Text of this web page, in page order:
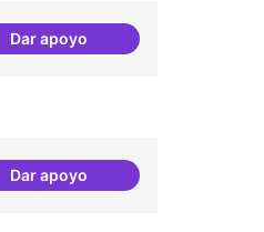
Dar apoyoSuport a projectes digitals i
Dar apoyoGrades democràtiques